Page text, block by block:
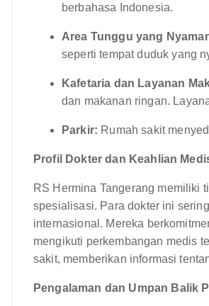
berbahasa Indonesia.
Area Tunggu yang
seperti tempat duduk yang
Kafetaria dan Layanan
dan makanan ringan.
Parkir: Rumah sakit
Profil Dokter dan Keahlian
RS Hermina Tangerang memiliki
spesialisasi. Para dokter ini
internasional. Mereka
mengikuti perkembangan medis
sakit, memberikan informasi
Pengalaman dan Umpan Balik